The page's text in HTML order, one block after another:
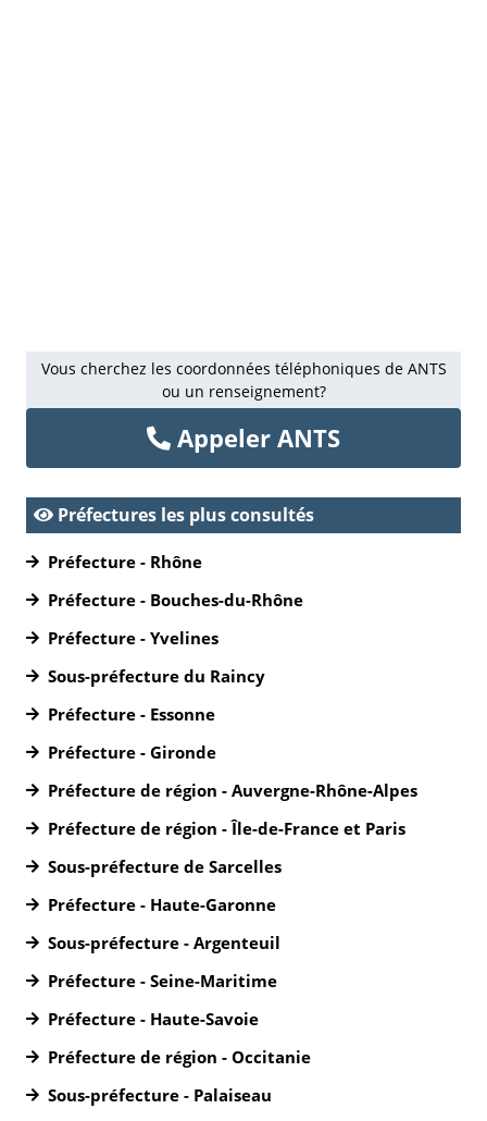
Vous cherchez les coordonnées téléphoniques de ANTS
ou un renseignement?
Appeler ANTS
Préfectures les plus consultés
Préfecture - Rhône
Préfecture - Bouches-du-Rhône
Préfecture - Yvelines
Sous-préfecture du Raincy
Préfecture - Essonne
Préfecture - Gironde
Préfecture de région - Auvergne-Rhône-Alpes
Préfecture de région - Île-de-France et Paris
Sous-préfecture de Sarcelles
Préfecture - Haute-Garonne
Sous-préfecture - Argenteuil
Préfecture - Seine-Maritime
Préfecture - Haute-Savoie
Préfecture de région - Occitanie
Sous-préfecture - Palaiseau